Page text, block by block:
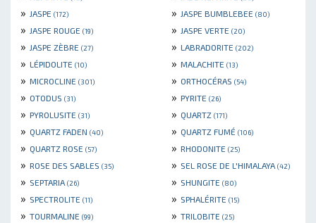
» JASPE (172) » JASPE BUMBLEBEE (80)
» JASPE ROUGE (19) » JASPE VERTE (20)
» JASPE ZÈBRE (27) » LABRADORITE (202)
» LÉPIDOLITE (10) » MALACHITE (13)
» MICROCLINE (301) » ORTHOCÉRAS (54)
» OTODUS (31) » PYRITE (26)
» PYROLUSITE (31) » QUARTZ (171)
» QUARTZ FADEN (40) » QUARTZ FUMÉ (106)
» QUARTZ ROSE (57) » RHODONITE (25)
» ROSE DES SABLES (35) » SEL ROSE DE L'HIMALAYA (42)
» SEPTARIA (26) » SHUNGITE (80)
» SPECTROLITE (11) » SPHALÉRITE (15)
» TOURMALINE (99) » TRILOBITE (25)